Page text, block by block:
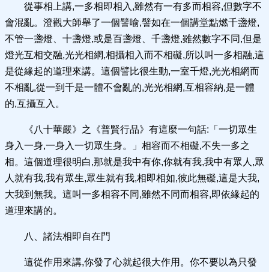
從事相上講,一多相即相入,雖然有一有多而相容,但數字不
會混亂。澄觀大師舉了一個譬喻,譬如在一個講堂點燃千盞燈,
不管一盞燈、十盞燈,或是百盞燈、千盞燈,雖然數字不同,但是
燈光互相交融,光光相網,相攝相入而不相礙,所以叫一多相融,這
是從緣起的道理來講。這個譬比很生動,一室千燈,光光相網而
不相亂,從一到千是一體不會亂的,光光相網,互相容納,是一體
的,互攝互入。
《八十華嚴》之《普賢行品》有這麼一句話:「一切眾生
身入一身,一身入一切眾生身。」相容而不相礙,不失一多之
相。這個道理很明白,那就是我中有你,你就有我,我中有眾人,眾
人就有我,我有眾生,眾生就有我,相即相如,彼此無礙,這是大我,
大我到無我。這叫一多相容不同,雖然不同而相容,即依緣起的
道理來講的。
八、諸法相即自在門
這從作用來講,你發了心就起很大作用。你不要以為只發